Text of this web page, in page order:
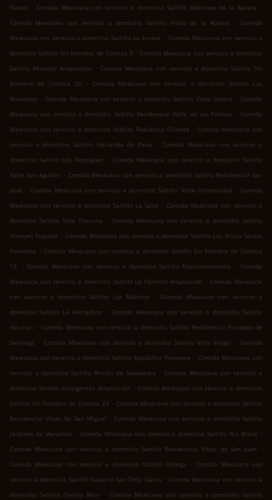
Flores
. Comida Mexicana con servicio a domicilio Saltillo Balcones de la Aurora
.
Comida Mexicana con servicio a domicilio Saltillo Villas de la Aurora
. Comida
Mexicana con servicio a domicilio Saltillo La Aurora . Comida Mexicana con servicio a
domicilio Saltillo Sin Nombre de Colonia 9 . Comida Mexicana con servicio a domicilio
Saltillo Morelos Ampliación . Comida Mexicana con servicio a domicilio Saltillo Sin
Nombre de Colonia 25
. Comida Mexicana con servicio a domicilio Saltillo Los
Maestros . Comida Mexicana con servicio a domicilio Saltillo Zona Centro . Comida
Mexicana con servicio a domicilio Saltillo Residencial Valle de las Palmas
. Comida
Mexicana con servicio a domicilio Saltillo República Oriente . Comida Mexicana con
servicio a domicilio Saltillo Hacienda de Pena
. Comida Mexicana con servicio a
domicilio Saltillo Los Rodríguez
. Comida Mexicana con servicio a domicilio Saltillo
Valle San Agustín . Comida Mexicana con servicio a domicilio Saltillo Residencial San
José . Comida Mexicana con servicio a domicilio Saltillo Valle Universidad . Comida
Mexicana con servicio a domicilio Saltillo La Salle . Comida Mexicana con servicio a
domicilio Saltillo Villa Toscana
. Comida Mexicana con servicio a domicilio Saltillo
Virreyes Popular . Comida Mexicana con servicio a domicilio Saltillo Las Brisas Sector
Poniente . Comida Mexicana con servicio a domicilio Saltillo Sin Nombre de Colonia
18
. Comida Mexicana con servicio a domicilio Saltillo Fraccionamiento . Comida
Mexicana con servicio a domicilio Saltillo La Palmilla Ampliación . Comida Mexicana
con servicio a domicilio Saltillo Los Molinos
. Comida Mexicana con servicio a
domicilio Saltillo La Herradura
. Comida Mexicana con servicio a domicilio Saltillo
Asturias . Comida Mexicana con servicio a domicilio Saltillo Residencial Privadas de
Santiago
. Comida Mexicana con servicio a domicilio Saltillo Villa Vergel . Comida
Mexicana con servicio a domicilio Saltillo República Poniente . Comida Mexicana con
servicio a domicilio Saltillo Rincón de Sayavedra
. Comida Mexicana con servicio a
domicilio Saltillo Insurgentes Ampliación . Comida Mexicana con servicio a domicilio
Saltillo Sin Nombre de Colonia 23 . Comida Mexicana con servicio a domicilio Saltillo
Residencial Villas de San Miguel . Comida Mexicana con servicio a domicilio Saltillo
Jardines de Versalles . Comida Mexicana con servicio a domicilio Saltillo Río Bravo .
Comida Mexicana con servicio a domicilio Saltillo Residencial Villas de San Juan
.
Comida Mexicana con servicio a domicilio Saltillo Omega
. Comida Mexicana con
servicio a domicilio Saltillo Nazario San Ortiz Garza . Comida Mexicana con servicio a
domicilio Saltillo Quinta Real
. Comida Mexicana con servicio a domicilio Saltillo